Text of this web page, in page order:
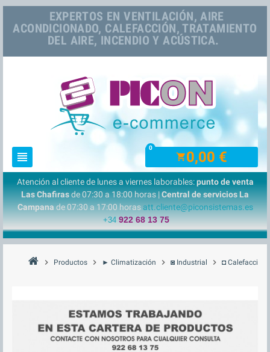
EXPERTOS EN VENTILACIÓN, AIRE
ACONDICIONADO, CALEFACCIÓN, TRATAMIENTO
DEL AIRE, INCENDIO Y ACÚSTICA.
view_headline shopping_cart0,00 €
0
Atención al cliente de lunes a viernes laborables:punto de venta
Las Chafirasde 07:30 a 18:00 horas |Central de servicios La
Campanade 07:30 a 17:00 horasatt.cliente@piconsistemas.es
+34 922 68 13 75
chevron_right Productos chevron_right ► Climatización chevron_right ◙ Industrial chevron_right ◘ Calefacción